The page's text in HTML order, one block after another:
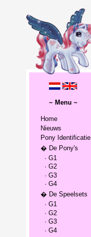
~ Menu ~
Home
Nieuws
Pony Identificatie
� De Pony's
· G1
· G2
· G3
· G4
� De Speelsets
· G1
· G2
· G3
· G4